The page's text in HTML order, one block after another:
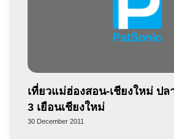
เที่ยวแม่ฮ่องสอน-เชียงใหม่ ป
3 เยือนเชียงใหม่
30 December 2011